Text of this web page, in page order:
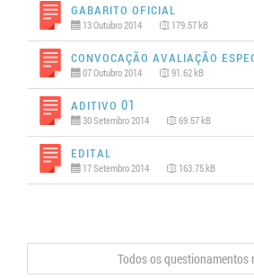
Gabarito Oficial
13 Outubro 2014 179.57 kB
Convocação Avaliação
07 Outubro 2014 91.62 kB
Aditivo 01
30 Setembro 2014 69.57 kB
Edital
17 Setembro 2014 163.75 kB
Todos os